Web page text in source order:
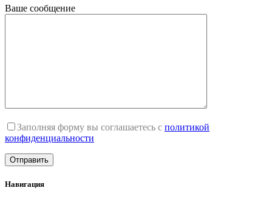
Ваше сообщение
Заполняя форму вы соглашаетесь с политикой
конфиденциальности
Навигация